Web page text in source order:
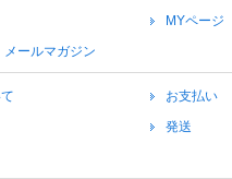
MYページ
ールマガジン
お支払い
発送